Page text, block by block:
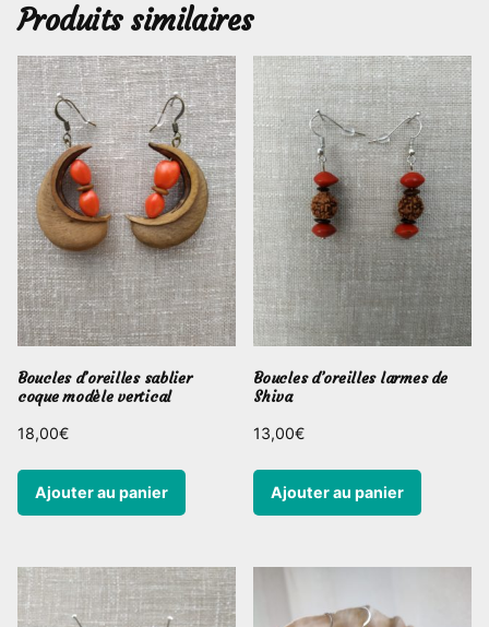
Produits similaires
Boucles d’oreilles sablier
coque modèle vertical
18,00€
Ajouter au panier
Boucles d’oreilles larmes de
Shiva
13,00€
Ajouter au panier